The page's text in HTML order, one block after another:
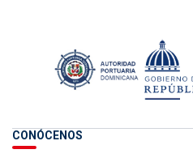
CONÓCENOS